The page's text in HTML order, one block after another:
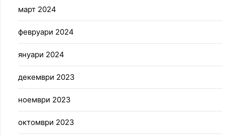
март 2024
февруари 2024
януари 2024
декември 2023
ноември 2023
октомври 2023